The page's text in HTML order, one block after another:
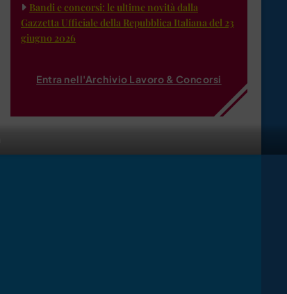
Bandi e concorsi: le ultime novità dalla
Gazzetta Ufficiale della Repubblica Italiana del 23
giugno 2026
Entra nell'Archivio Lavoro & Concorsi